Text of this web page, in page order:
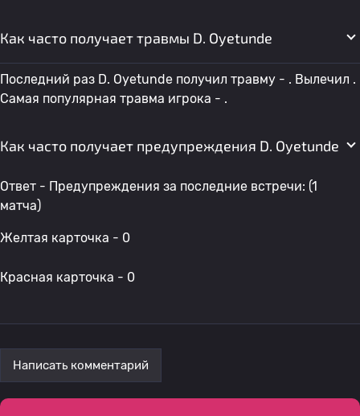
Как часто получает травмы D. Oyetunde
Последний раз D. Oyetunde получил травму - . Вылечил .
Самая популярная травма игрока - .
Как часто получает предупреждения D. Oyetunde
Ответ - Предупреждения за последние встречи: (1
матча)
Желтая карточка - 0
Красная карточка - 0
Написать комментарий